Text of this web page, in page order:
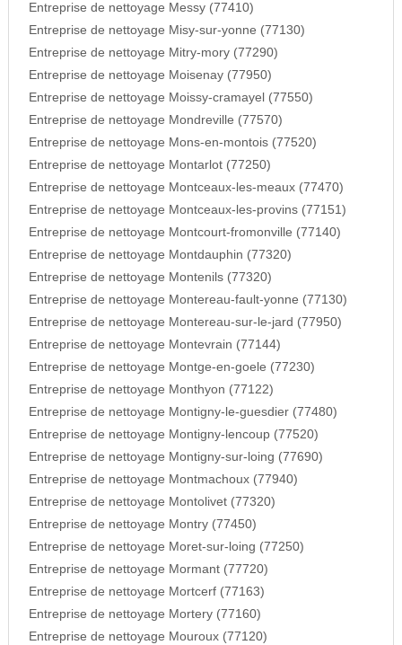
Entreprise de nettoyage Messy (77410)
Entreprise de nettoyage Misy-sur-yonne (77130)
Entreprise de nettoyage Mitry-mory (77290)
Entreprise de nettoyage Moisenay (77950)
Entreprise de nettoyage Moissy-cramayel (77550)
Entreprise de nettoyage Mondreville (77570)
Entreprise de nettoyage Mons-en-montois (77520)
Entreprise de nettoyage Montarlot (77250)
Entreprise de nettoyage Montceaux-les-meaux (77470)
Entreprise de nettoyage Montceaux-les-provins (77151)
Entreprise de nettoyage Montcourt-fromonville (77140)
Entreprise de nettoyage Montdauphin (77320)
Entreprise de nettoyage Montenils (77320)
Entreprise de nettoyage Montereau-fault-yonne (77130)
Entreprise de nettoyage Montereau-sur-le-jard (77950)
Entreprise de nettoyage Montevrain (77144)
Entreprise de nettoyage Montge-en-goele (77230)
Entreprise de nettoyage Monthyon (77122)
Entreprise de nettoyage Montigny-le-guesdier (77480)
Entreprise de nettoyage Montigny-lencoup (77520)
Entreprise de nettoyage Montigny-sur-loing (77690)
Entreprise de nettoyage Montmachoux (77940)
Entreprise de nettoyage Montolivet (77320)
Entreprise de nettoyage Montry (77450)
Entreprise de nettoyage Moret-sur-loing (77250)
Entreprise de nettoyage Mormant (77720)
Entreprise de nettoyage Mortcerf (77163)
Entreprise de nettoyage Mortery (77160)
Entreprise de nettoyage Mouroux (77120)